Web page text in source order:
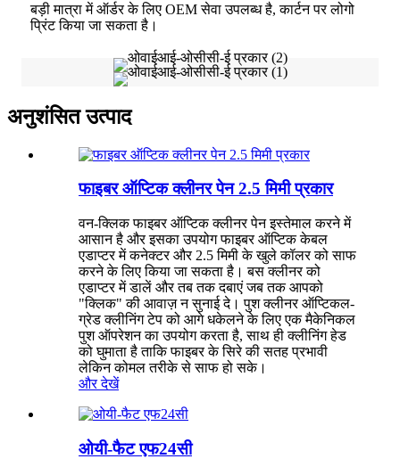
बड़ी मात्रा में ऑर्डर के लिए OEM सेवा उपलब्ध है, कार्टन पर लोगो
प्रिंट किया जा सकता है।
अनुशंसित उत्पाद
फाइबर ऑप्टिक क्लीनर पेन 2.5 मिमी प्रकार
वन-क्लिक फाइबर ऑप्टिक क्लीनर पेन इस्तेमाल करने में
आसान है और इसका उपयोग फाइबर ऑप्टिक केबल
एडाप्टर में कनेक्टर और 2.5 मिमी के खुले कॉलर को साफ
करने के लिए किया जा सकता है। बस क्लीनर को
एडाप्टर में डालें और तब तक दबाएं जब तक आपको
"क्लिक" की आवाज़ न सुनाई दे। पुश क्लीनर ऑप्टिकल-
ग्रेड क्लीनिंग टेप को आगे धकेलने के लिए एक मैकेनिकल
पुश ऑपरेशन का उपयोग करता है, साथ ही क्लीनिंग हेड
को घुमाता है ताकि फाइबर के सिरे की सतह प्रभावी
लेकिन कोमल तरीके से साफ हो सके।
और देखें
ओयी-फैट एफ24सी